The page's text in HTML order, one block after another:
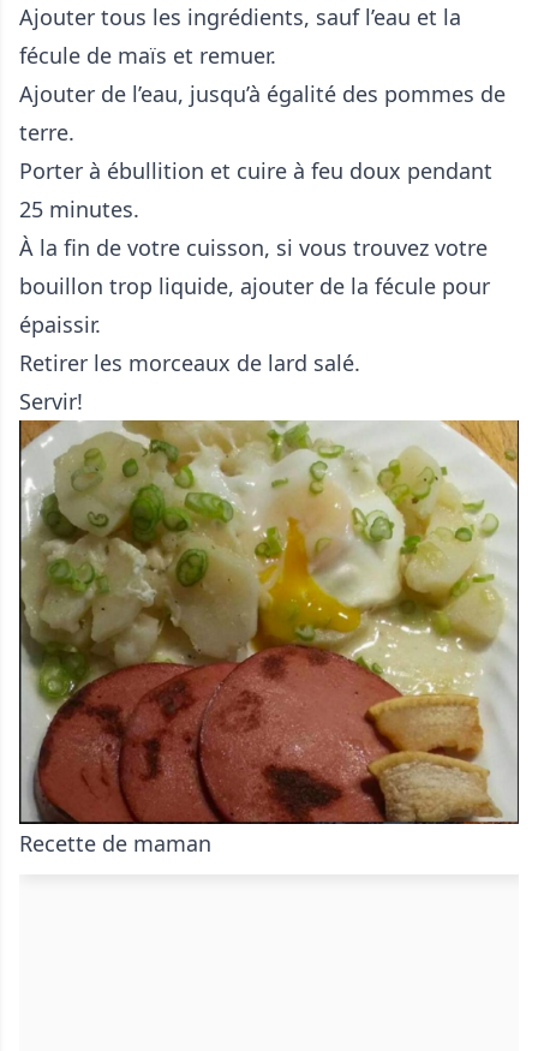
Ajouter tous les ingrédients, sauf l’eau et la
fécule de maïs et remuer.
Ajouter de l’eau, jusqu’à égalité des pommes de
terre.
Porter à ébullition et cuire à feu doux pendant
25 minutes.
À la fin de votre cuisson, si vous trouvez votre
bouillon trop liquide, ajouter de la fécule pour
épaissir.
Retirer les morceaux de lard salé.
Servir!
Recette de maman